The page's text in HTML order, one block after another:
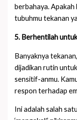
berbahaya.
tubuhmu tekanan
5. Berhentilah
Banyaknya
dijadikan rutin
sensitif-anmu.
respon terhadap
Ini adalah salah